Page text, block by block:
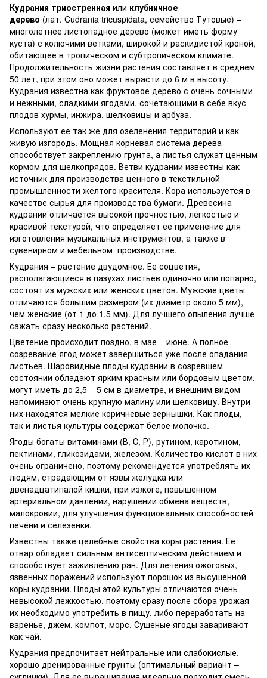
Кудрания триостренная или клубничное
дерево (лат. Cudrania tricuspidata, семейство Тутовые) –
многолетнее листопадное дерево (может иметь форму
куста) с колючими ветками, широкой и раскидистой кроной,
обитающее в тропическом и субтропическом климате.
Продолжительность жизни растения составляет в среднем
50 лет, при этом оно может вырасти до 6 м в высоту.
Кудрания известна как фруктовое дерево с очень сочными
и нежными, сладкими ягодами, сочетающими в себе вкус
плодов хурмы, инжира, шелковицы и арбуза.
Используют ее так же для озеленения территорий и как
живую изгородь. Мощная корневая система дерева
способствует закреплению грунта, а листья служат ценным
кормом для шелкопрядов. Ветви кудрании известны как
источник для производства ценного в текстильной
промышленности желтого красителя. Кора используется в
качестве сырья для производства бумаги. Древесина
кудрании отличается высокой прочностью, легкостью и
красивой текстурой, что определяет ее применение для
изготовления музыкальных инструментов, а также в
сувенирном и мебельном производстве.
Кудрания – растение двудомное. Ее соцветия,
располагающиеся в пазухах листьев одиночно или попарно,
состоят из мужских или женских цветов. Мужские цветы
отличаются большим размером (их диаметр около 5 мм),
чем женские (от 1 до 1,5 мм). Для лучшего опыления лучше
сажать сразу несколько растений.
Цветение происходит поздно, в мае – июне. А полное
созревание ягод может завершиться уже после опадания
листьев. Шаровидные плоды кудрании в созревшем
состоянии обладают ярким красным или бордовым цветом,
могут иметь до 2,5 – 5 см в диаметре, и внешним видом
напоминают очень крупную малину или шелковицу. Внутри
них находятся мелкие коричневые зернышки. Как плоды,
так и листья культуры содержат белое молочко.
Ягоды богаты витаминами (В, С, Р), рутином, каротином,
пектинами, гликозидами, железом. Количество кислот в них
очень ограничено, поэтому рекомендуется употреблять их
людям, страдающим от язвы желудка или
двенадцатипалой кишки, при изжоге, повышенном
артериальном давлении, нарушении обмена веществ,
малокровии, для улучшения функциональных способностей
печени и селезенки.
Известны также целебные свойства коры растения. Ее
отвар обладает сильным антисептическим действием и
способствует заживлению ран. Для лечения ожоговых,
язвенных поражений используют порошок из высушенной
коры кудрании. Плоды этой культуры отличаются очень
невысокой лежкостью, поэтому сразу после сбора урожая
их необходимо употребить в пищу, либо переработать на
варенье, джем, компот, морс. Сушеные ягоды заваривают
как чай.
Кудрания предпочитает нейтральные или слабокислые,
хорошо дренированные грунты (оптимальный вариант –